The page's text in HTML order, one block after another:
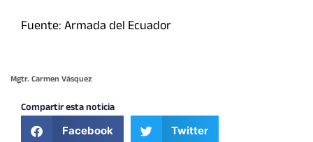
Fuente: Armada del Ecuador
Mgtr. Carmen Vásquez
Compartir esta noticia
Facebook Twitter